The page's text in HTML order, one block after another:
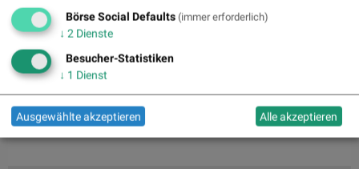
den Börsenplätzen Deutschland, Österreich und der
Schweiz handelt die Baader Bank über 800.000
>> Besuchen Sie 55 weitere Partner auf
Börse Social Defaults (immer erforderlich)
↓ 2 Dienste
Besucher-Statistiken
↓ 1 Dienst
Ausgewählte akzeptieren Alle akzeptieren